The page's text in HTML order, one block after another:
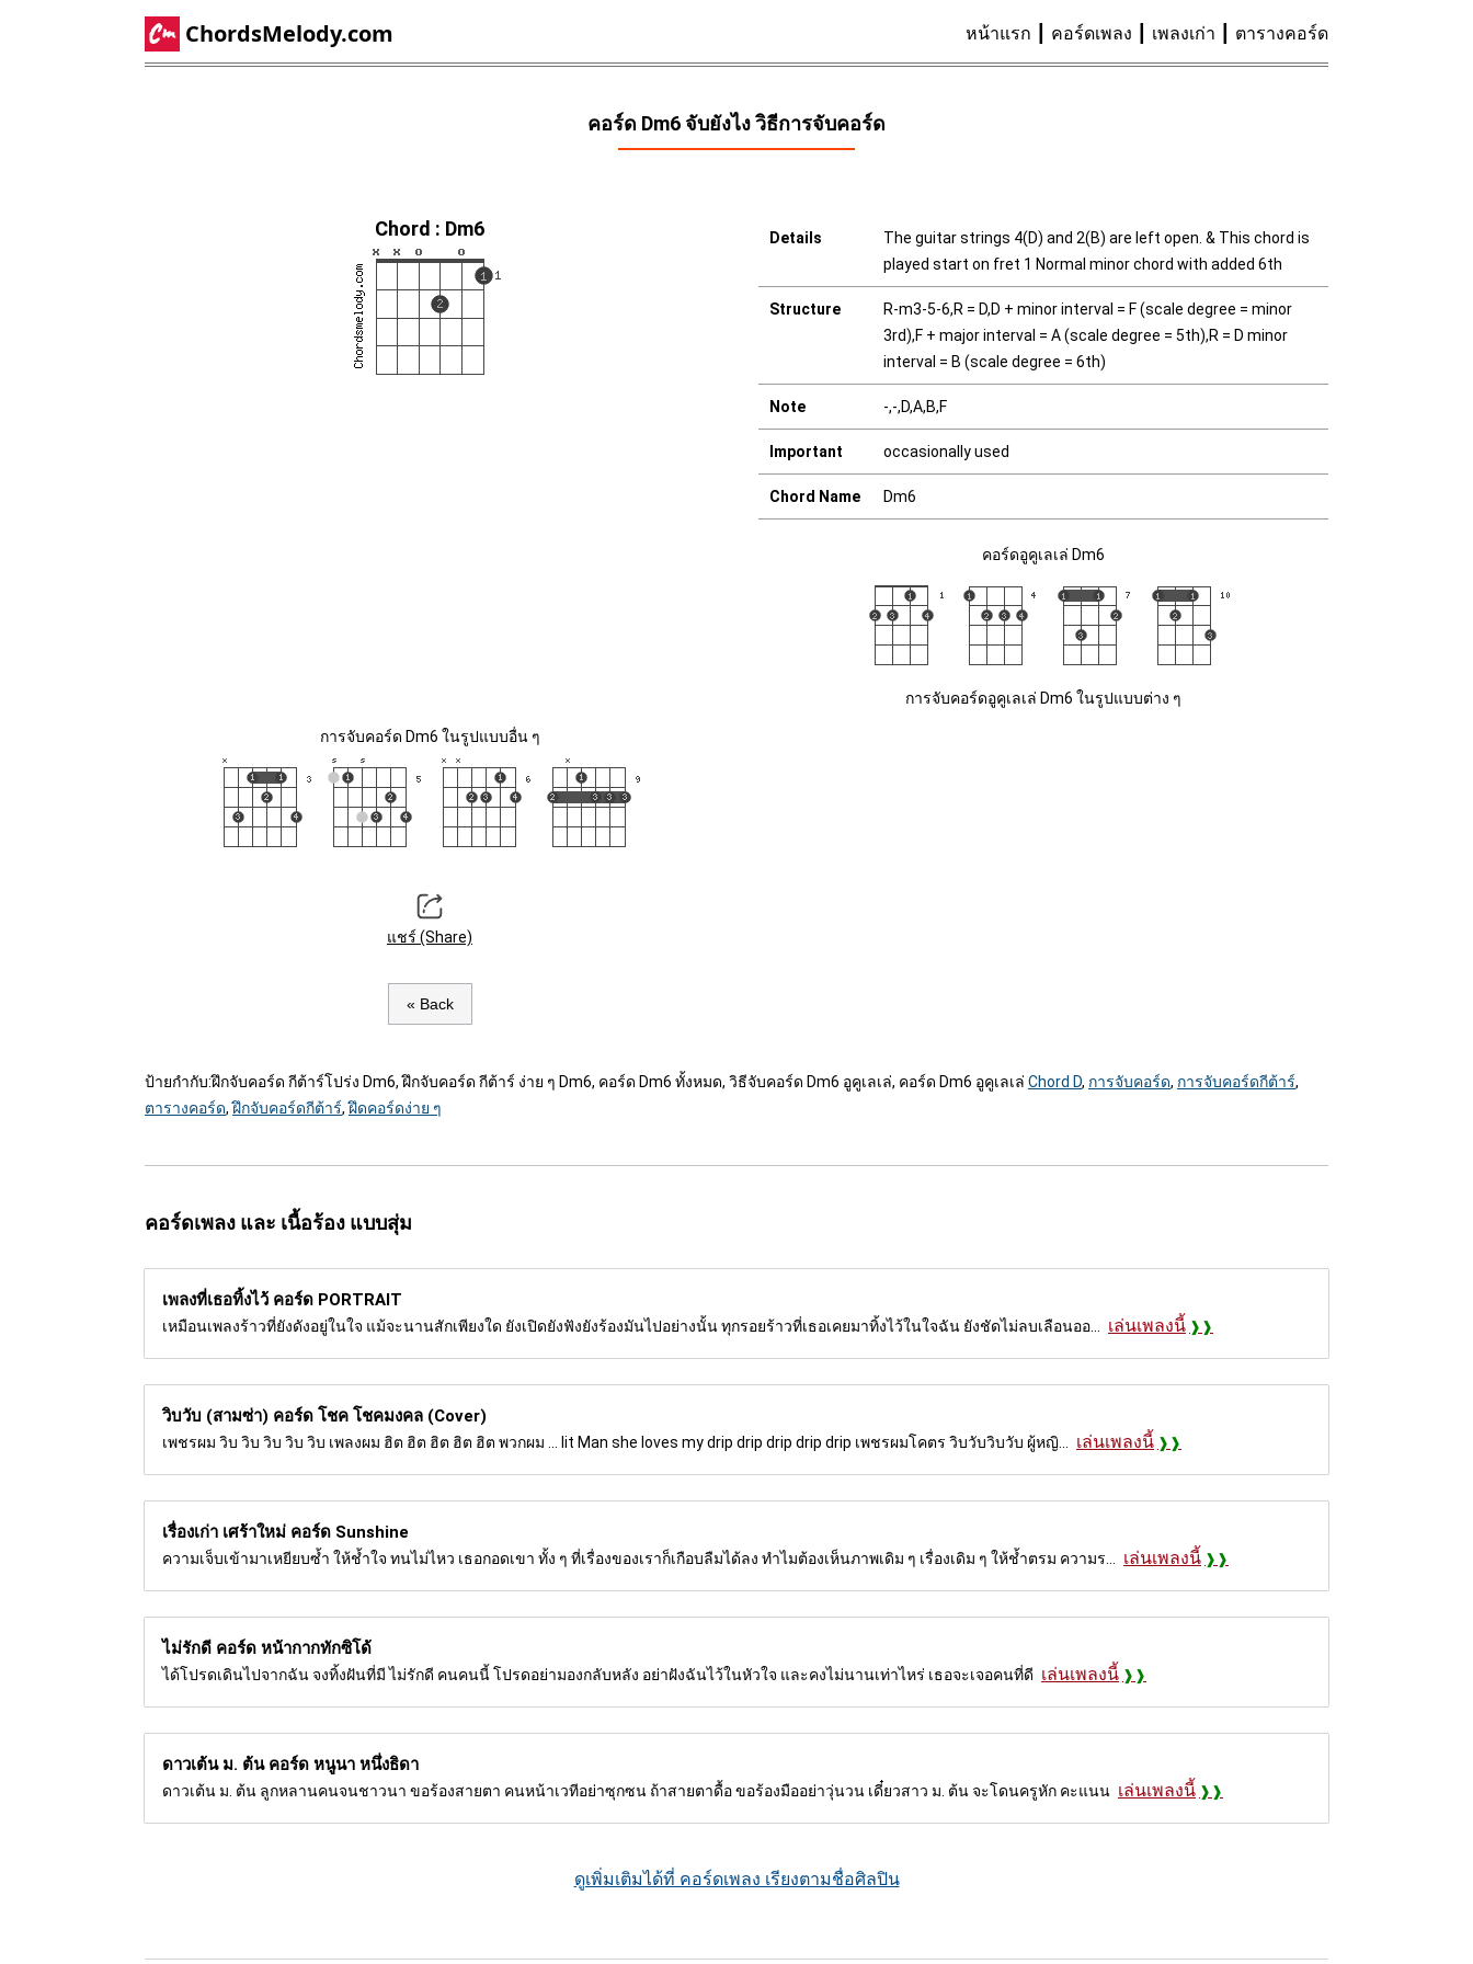
ChordsMelody.com หน้าแรก คอร์ดเพลง เพลงเก่า ตารางคอร์ด
คอร์ด Dm6 จับยังไง วิธีการจับคอร์ด
Chord : Dm6
การจับคอร์ด Dm6 ในรูปแบบอื่น ๆ
แชร์ (Share)
« Back
Details
The guitar strings 4(D) and 2(B) are left open. & This chord is
played start on fret 1 Normal minor chord with added 6th
Structure
R-m3-5-6,R = D,D + minor interval = F (scale degree = minor
3rd),F + major interval = A (scale degree = 5th),R = D minor
interval = B (scale degree = 6th)
Note -,-,D,A,B,F
Important occasionally used
Chord Name Dm6
คอร์ดอูคูเลเล่ Dm6
การจับคอร์ดอูคูเลเล่ Dm6 ในรูปแบบต่าง ๆ
ป้ายกำกับ:ฝึกจับคอร์ด กีต้าร์โปร่ง Dm6, ฝึกจับคอร์ด กีต้าร์ ง่าย ๆ Dm6, คอร์ด Dm6 ทั้งหมด, วิธีจับคอร์ด Dm6 อูคูเลเล่, คอร์ด Dm6 อูคูเลเล่ Chord D, การจับคอร์ด, การจับคอร์ดกีต้าร์,
ตารางคอร์ด,ฝึกจับคอร์ดกีต้าร์,ฝึดคอร์ดง่าย ๆ
คอร์ดเพลง และ เนื้อร้อง แบบสุ่ม
เพลงที่เธอทิ้งไว้ คอร์ด PORTRAIT
เหมือนเพลงร้าวที่ยังดังอยู่ในใจ แม้จะนานสักเพียงใด ยังเปิดยังฟังยังร้องมันไปอย่างนั้น ทุกรอยร้าวที่เธอเคยมาทิ้งไว้ในใจฉัน ยังชัดไม่ลบเลือนออ... เล่นเพลงนี้
วิบวับ (สามซ่า) คอร์ด โชค โชคมงคล (Cover)
เพชรผม วิบ วิบ วิบ วิบ วิบ เพลงผม ฮิต ฮิต ฮิต ฮิต ฮิต พวกผม ... lit Man she loves my drip drip drip drip drip เพชรผมโคตร วิบวับวิบวับ ผู้หญิ... เล่นเพลงนี้
เรื่องเก่า เศร้าใหม่ คอร์ด Sunshine
ความเจ็บเข้ามาเหยียบซ้ำ ให้ช้ำใจ ทนไม่ไหว เธอกอดเขา ทั้ง ๆ ที่เรื่องของเราก็เกือบลืมได้ลง ทำไมต้องเห็นภาพเดิม ๆ เรื่องเดิม ๆ ให้ช้ำตรม ความร... เล่นเพลงนี้
ไม่รักดี คอร์ด หน้ากากทักซิโด้
ได้โปรดเดินไปจากฉัน จงทิ้งฝันที่มี ไม่รักดี คนคนนี้ โปรดอย่ามองกลับหลัง อย่าฝังฉันไว้ในหัวใจ และคงไม่นานเท่าไหร่ เธอจะเจอคนที่ดี เล่นเพลงนี้
ดาวเต้น ม. ต้น คอร์ด หนูนา หนึ่งธิดา
ดาวเต้น ม. ต้น ลูกหลานคนจนชาวนา ขอร้องสายตา คนหน้าเวทีอย่าซุกซน ถ้าสายตาดื้อ ขอร้องมืออย่าวุ่นวน เดี๋ยวสาว ม. ต้น จะโดนครูหัก คะแนน เล่นเพลงนี้
ดูเพิ่มเติมได้ที่ คอร์ดเพลง เรียงตามชื่อศิลปิน